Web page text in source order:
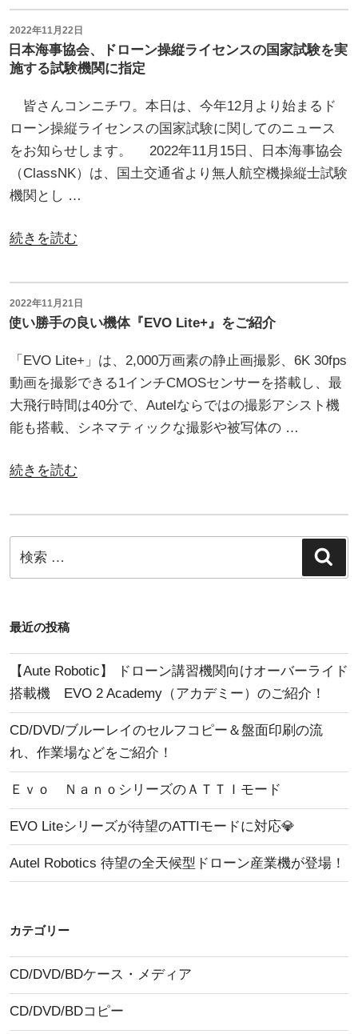
す！”
の
に
関
し
関
し
て
皆
ま
へ
再
度
内！”
投
稿
日:
2022年11月22日
日本海事協会、ドローン操縦ライセンスの国家試験を実
施する試験機関に指定
皆さんコンニチワ。本日は、今年12月より始まるド
ローン操縦ライセンスの国家試験に関してのニュース
をお知らせします。 2022年11月15日、日本海事協会
（ClassNK）は、国土交通省より無人航空機操縦士試験
機関とし …
“日
海
事
協
ロ
ー
ン
操
セ
ン
の
家
試
を
実
施
す
る
試
験
機
に
指
定”
の
続きを読む
投
稿
2022年11月21日
使い勝手の良い機体『EVO Lite+』をご紹介
「EVO Lite+」は、2,000万画素の静止画撮影、6K 30fps
動画を撮影できる1インチCMOSセンサーを搭載し、最
大飛行時間は40分で、Autelならではの撮影アシスト機
能も搭載、シネマティックな撮影や被写体の …
“使
勝
手
の
良
機
『EVO
Lite+』
を
ご
紹
介”
の
続きを読む
索:
最近の投稿
【Aute Robotic】 ドローン講習機関向けオーバーライド
搭載機 EVO 2 Academy（アカデミー）のご紹介！
CD/DVD/ブルーレイのセルフコピー＆盤面印刷の流
れ、作業場などをご紹介！
Ｅｖｏ ＮａｎｏシリーズのＡＴＴＩモード
EVO Liteシリーズが待望のATTIモードに対応💎
Autel Robotics 待望の全天候型ドローン産業機が登場！
カテゴリー
CD/DVD/BDケース・メディア
CD/DVD/BDコピー